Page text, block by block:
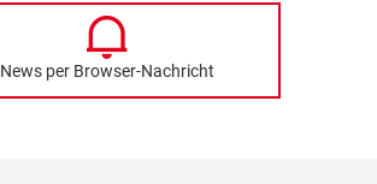
News per Browser-Nachricht